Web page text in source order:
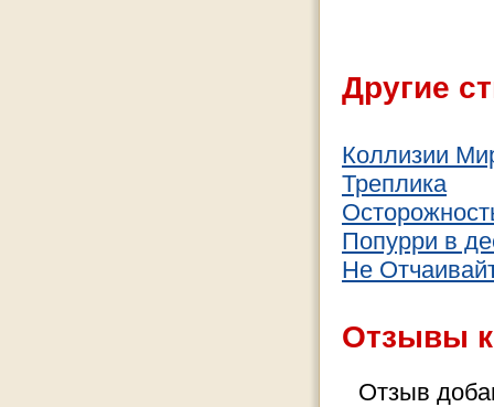
Другие
Коллизии
Треплика
Попурри в
Не
Отзывы
Отзыв